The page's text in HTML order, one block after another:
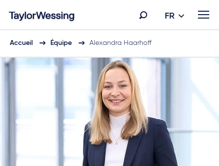
FR
Accueil Équipe Alexandra Haarhoff